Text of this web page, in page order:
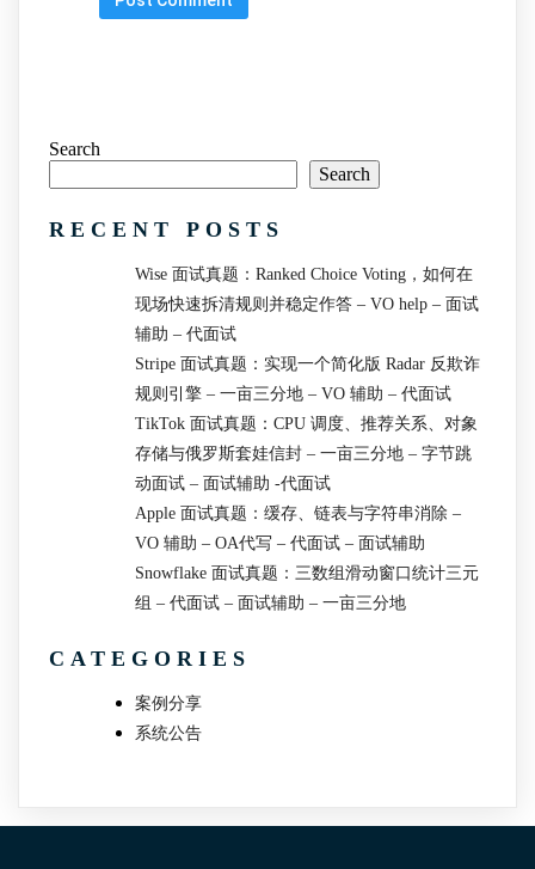
Search
Search
RECENT POSTS
Wise 面试真题：Ranked Choice Voting，如何在
现场快速拆清规则并稳定作答 – VO help – 面试
辅助 – 代面试
Stripe 面试真题：实现一个简化版 Radar 反欺诈
规则引擎 – 一亩三分地 – VO 辅助 – 代面试
TikTok 面试真题：CPU 调度、推荐关系、对象
存储与俄罗斯套娃信封 – 一亩三分地 – 字节跳
动面试 – 面试辅助 -代面试
Apple 面试真题：缓存、链表与字符串消除 –
VO 辅助 – OA代写 – 代面试 – 面试辅助
Snowflake 面试真题：三数组滑动窗口统计三元
组 – 代面试 – 面试辅助 – 一亩三分地
CATEGORIES
案例分享
系统公告